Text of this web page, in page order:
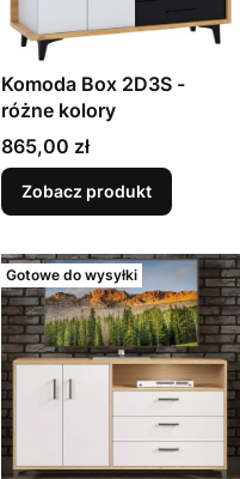
Komoda Box 2D3S -
różne kolory
Cena
865,00 zł
Zobacz produkt
Gotowe do wysyłki